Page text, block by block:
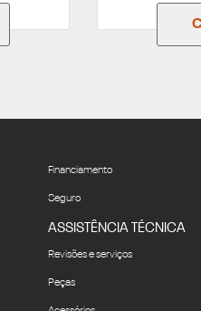
Financiamento
Seguro
ASSISTÊNCIA TÉCNICA
Revisões e serviços
Peças